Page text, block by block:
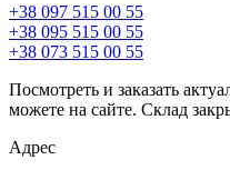
+38 097 515 00 55
+38 095 515 00 55
+38 073 515 00 55
Посмотреть и заказать
можете на сайте. Склад
Адрес